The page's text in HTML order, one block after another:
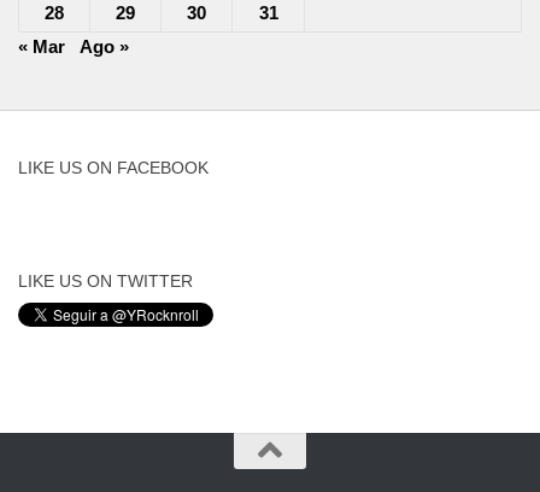
28
29 30
31
« Mar
Ago »
LIKE US ON FACEBOOK
LIKE US ON TWITTER